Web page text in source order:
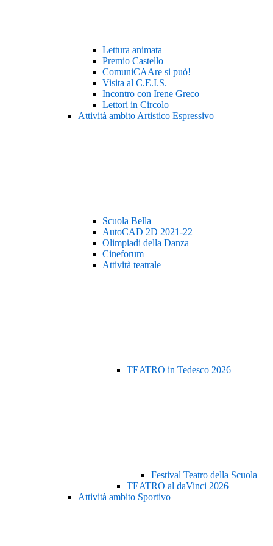
Lettura animata
Premio Castello
ComuniCAAre si può!
Visita al C.E.I.S.
Incontro con Irene Greco
Lettori in Circolo
Attività ambito Artistico Espressivo
Scuola Bella
AutoCAD 2D 2021-22
Olimpiadi della Danza
Cineforum
Attività teatrale
TEATRO in Tedesco 2026
Festival Teatro della Scuola
TEATRO al daVinci 2026
Attività ambito Sportivo